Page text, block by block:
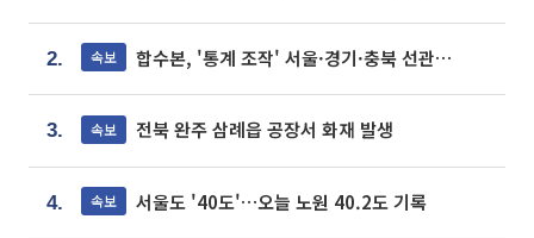
2. 속보 합수본, '통계 조작' 서울·경기·충북 선관위 등 추가 압수수색
3. 속보 전북 완주 삼례읍 공장서 화재 발생
4. 속보 서울도 '40도'…오늘 노원 40.2도 기록